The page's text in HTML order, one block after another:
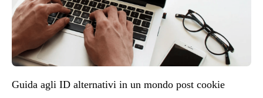
Guida agli ID alternativi in un mondo post cookie